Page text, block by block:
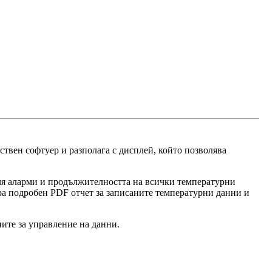
софтуер и разполага с дисплей, който позволява
аларми и продължителността на всички температурни
PDF отчет за записаните температурни данни и
за управление на данни.